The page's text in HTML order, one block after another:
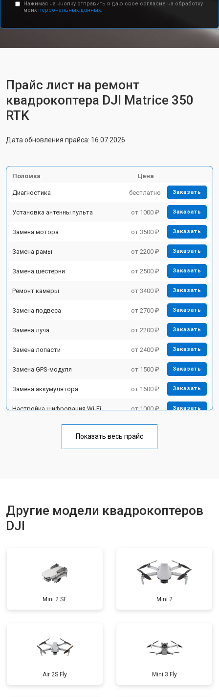
Нажимая на кнопку отправить я даю свое согласие на обработку
моих персональных данных.
Прайс лист на ремонт
квадрокоптера DJI Matrice 350
RTK
Дата обновления прайса: 16.07.2026
Поломка Цена
Диагностика бесплатно Заказать
Установка антенны пульта от 1000 ₽ Заказать
Замена мотора от 3500 ₽ Заказать
Замена рамы от 2200 ₽ Заказать
Замена шестерни от 2500 ₽ Заказать
Ремонт камеры от 3400 ₽ Заказать
Замена подвеса от 2700 ₽ Заказать
Замена луча от 2200 ₽ Заказать
Замена лопасти от 2400 ₽ Заказать
Замена GPS-модуля от 1500 ₽ Заказать
Замена аккумулятора от 1600 ₽ Заказать
Настройка шифрования Wi-Fi от 1000 ₽ Заказать
Замена материнской платы от 2800 ₽
Показать весь прайс
Другие модели квадрокоптеров
DJI
Mini 2 SE Mini 2
Air 2S Fly Mini 3 Fly